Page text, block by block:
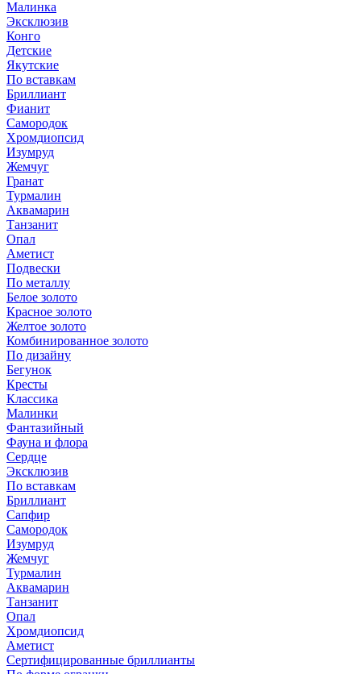
Малинка
Эксклюзив
Конго
Детские
Якутские
По вставкам
Бриллиант
Фианит
Самородок
Хромдиопсид
Изумруд
Жемчуг
Гранат
Турмалин
Аквамарин
Танзанит
Опал
Аметист
Подвески
По металлу
Белое золото
Красное золото
Желтое золото
Комбинированное золото
По дизайну
Бегунок
Кресты
Классика
Малинки
Фантазийный
Фауна и флора
Сердце
Эксклюзив
По вставкам
Бриллиант
Сапфир
Самородок
Изумруд
Жемчуг
Турмалин
Аквамарин
Танзанит
Опал
Хромдиопсид
Аметист
Сертифицированные бриллианты